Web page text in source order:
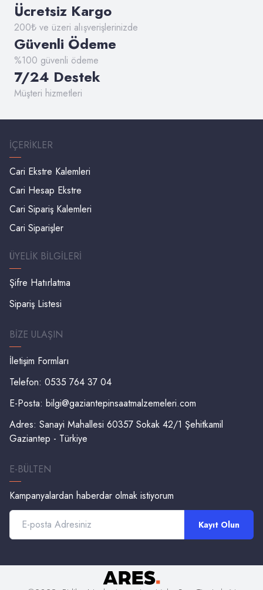
Ücretsiz Kargo
200₺ ve üzeri alışverişlerinizde
Güvenli Ödeme
%100 güvenli ödeme
7/24 Destek
Müşteri hizmetleri
İÇERIKLER
Cari Ekstre Kalemleri
Cari Hesap Ekstre
Cari Sipariş Kalemleri
Cari Siparişler
ÜYELIK BILGILERI
Şifre Hatırlatma
Sipariş Listesi
BIZE ULAŞIN
İletişim Formları
Telefon: 0535 764 37 04
E-Posta: bilgi@gaziantepinsaatmalzemeleri.com
Adres: Sanayi Mahallesi 60357 Sokak 42/1 Şehitkamil
Gaziantep - Türkiye
E-BÜLTEN
Kampanyalardan haberdar olmak istiyorum
Kayıt Olun